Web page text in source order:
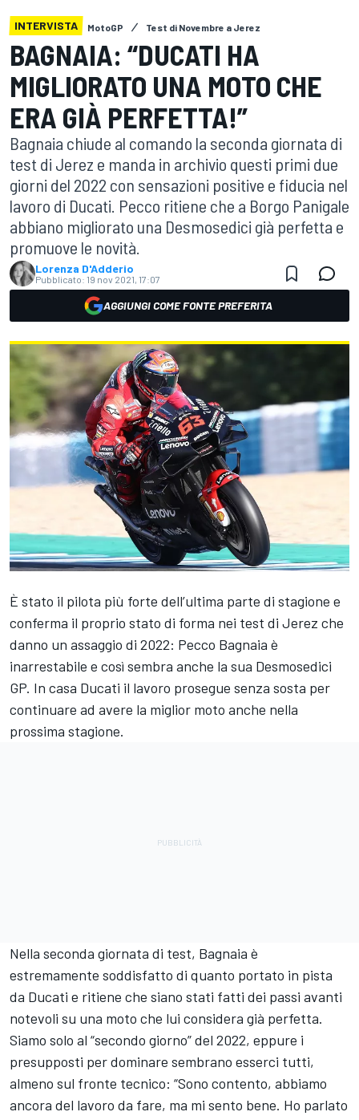
INTERVISTA MotoGP Test di Novembre a Jerez
BAGNAIA: “DUCATI HA
MIGLIORATO UNA MOTO CHE
ERA GIÀ PERFETTA!”
Bagnaia chiude al comando la seconda giornata di
test di Jerez e manda in archivio questi primi due
giorni del 2022 con sensazioni positive e fiducia nel
lavoro di Ducati. Pecco ritiene che a Borgo Panigale
abbiano migliorato una Desmosedici già perfetta e
promuove le novità.
Lorenza D'Adderio
Pubblicato: 19 nov 2021, 17:07
AGGIUNGI COME FONTE PREFERITA
È stato il pilota più forte dell’ultima parte di stagione e
conferma il proprio stato di forma nei test di Jerez che
danno un assaggio di 2022: Pecco Bagnaia è
inarrestabile e così sembra anche la sua Desmosedici
GP. In casa Ducati il lavoro prosegue senza sosta per
continuare ad avere la miglior moto anche nella
prossima stagione.
Nella seconda giornata di test, Bagnaia è
estremamente soddisfatto di quanto portato in pista
da Ducati e ritiene che siano stati fatti dei passi avanti
notevoli su una moto che lui considera già perfetta.
Siamo solo al “secondo giorno” del 2022, eppure i
presupposti per dominare sembrano esserci tutti,
almeno sul fronte tecnico: “Sono contento, abbiamo
ancora del lavoro da fare, ma mi sento bene. Ho parlato